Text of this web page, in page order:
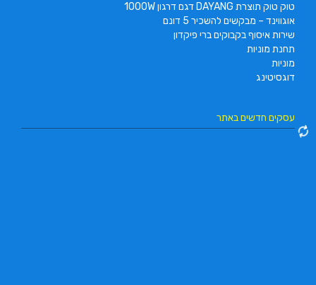
טוק טוק תוצרת DAYANG דגם דרגון 1000W
אוגווינד – מבקשים להשכיר 5 דונם
שירות איסוף בקבוקים ברי פיקדון
תחנת מוניות
מוניות
דוגסיטינג
עסקים חדשים באתר